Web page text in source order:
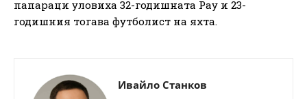
папараци уловиха 32-годишната Рау и 23-
годишния тогава футболист на яхта.
Ивайло Станков